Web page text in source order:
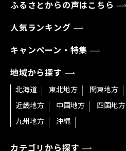
ふるさとからの声はこちら
人気ランキング
キャンペーン・特集
地域から探す
北海道 東北地方 関東地方
近畿地方
中国地方
四国地方
九州地方
沖縄
カテゴリから探す